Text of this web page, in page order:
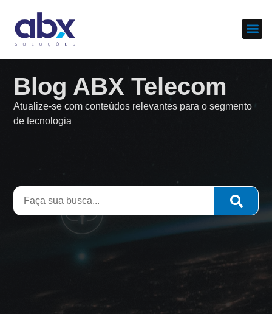
Blog ABX Telecom
Atualize-se com conteúdos relevantes para o segmento
de tecnologia